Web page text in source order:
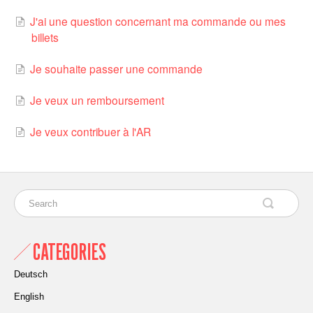
J'ai une question concernant ma commande ou mes
billets
Je souhaite passer une commande
Je veux un remboursement
Je veux contribuer à l'AR
CATEGORIES
Deutsch
English